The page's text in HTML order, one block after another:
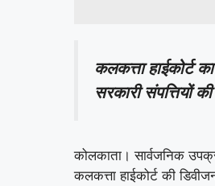
कलकत्ता हाईकोर्ट
सरकारी संपत्तियों
कोलकाता। सार्वजनिक
कलकत्ता हाईकोर्ट की